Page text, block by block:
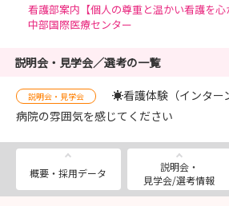
看護部案内【個人の尊重と温かい看護を心
中部国際医療センター
説明会・見学会／選考の一覧
説明会・見学会
☀看護体験（インタ
病院の雰囲気を感じてください
概要・採用データ
説明会・
見学会/選考情報